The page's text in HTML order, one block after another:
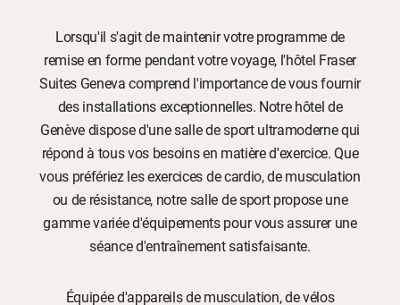
Lorsqu'il s'agit de maintenir votre programme de
remise en forme pendant votre voyage, l'hôtel Fraser
Suites Geneva comprend l'importance de vous fournir
des installations exceptionnelles. Notre hôtel de
Genève dispose d'une salle de sport ultramoderne qui
répond à tous vos besoins en matière d'exercice. Que
vous préfériez les exercices de cardio, de musculation
ou de résistance, notre salle de sport propose une
gamme variée d'équipements pour vous assurer une
séance d'entraînement satisfaisante.
Équipée d'appareils de musculation, de vélos